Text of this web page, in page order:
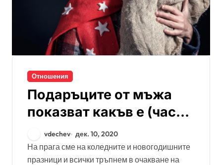
Отношения
Подаръците от мъжа
показват какъв е (част
vdechev дек. 10, 2020
На прага сме на коледните и новогодишните
празници и всички тръпнем в очакване на